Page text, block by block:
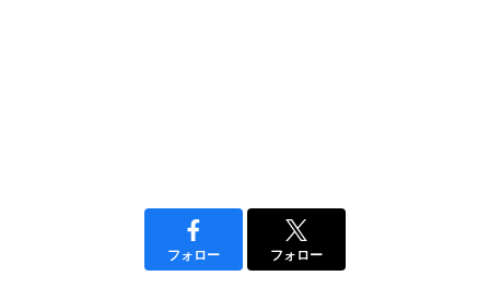
フォロー フォロー